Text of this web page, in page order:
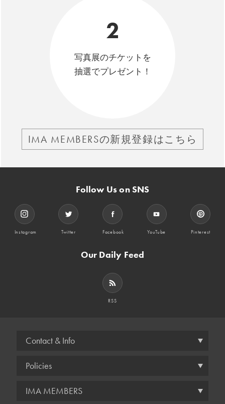
2
写真展のチケットを
抽選でプレゼント！
IMA MEMBERSの新規登録はこちら
Follow Us on SNS
Instagram Twitter Facebook YouTube Pinterest
Our Daily Feed
RSS
Contact & Info
Policies
IMA MEMBERS